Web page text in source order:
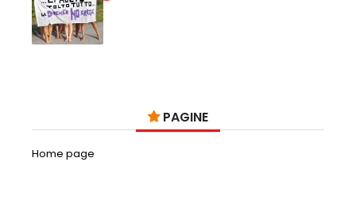
PAGINE
Home page